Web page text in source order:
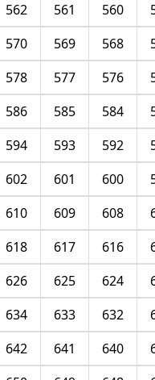
560
561
562
568
569
570
576
577
578
584
585
586
592
593
594
600
601
602
608
609
610
616
617
618
624
625
626
632
633
634
640
641
642